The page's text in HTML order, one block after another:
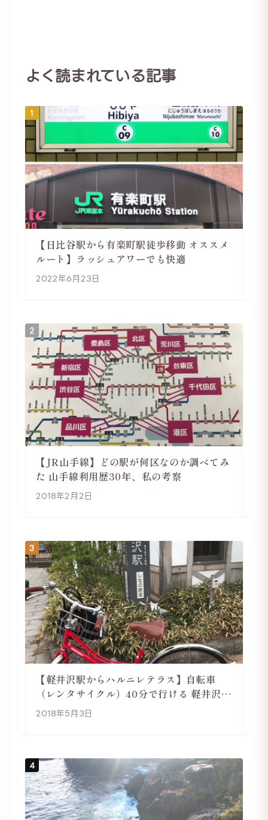
よく読まれている記事
1
【日比谷駅から有楽町駅徒歩移動 オススメ
ルート】ラッシュアワーでも快適
2022年6月23日
2
【JR山手線】どの駅が何区なのか調べてみ
た 山手線利用歴30年、私の考察
2018年2月2日
3
【軽井沢駅からハルニレテラス】自転車
（レンタサイクル）40分で行ける 軽井沢旅
行は自転車利用がおススメ
2018年5月3日
4